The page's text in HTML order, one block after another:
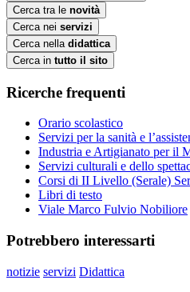
Cerca tra le novità
Cerca nei servizi
Cerca nella didattica
Cerca in tutto il sito
Ricerche frequenti
Orario scolastico
Servizi per la sanità e
Industria e Artigianato per il
Servizi culturali e dello
Corsi di II Livello (Serale)
Libri di testo
Viale Marco Fulvio Nobiliore
Potrebbero interessarti
notizie servizi Didattica